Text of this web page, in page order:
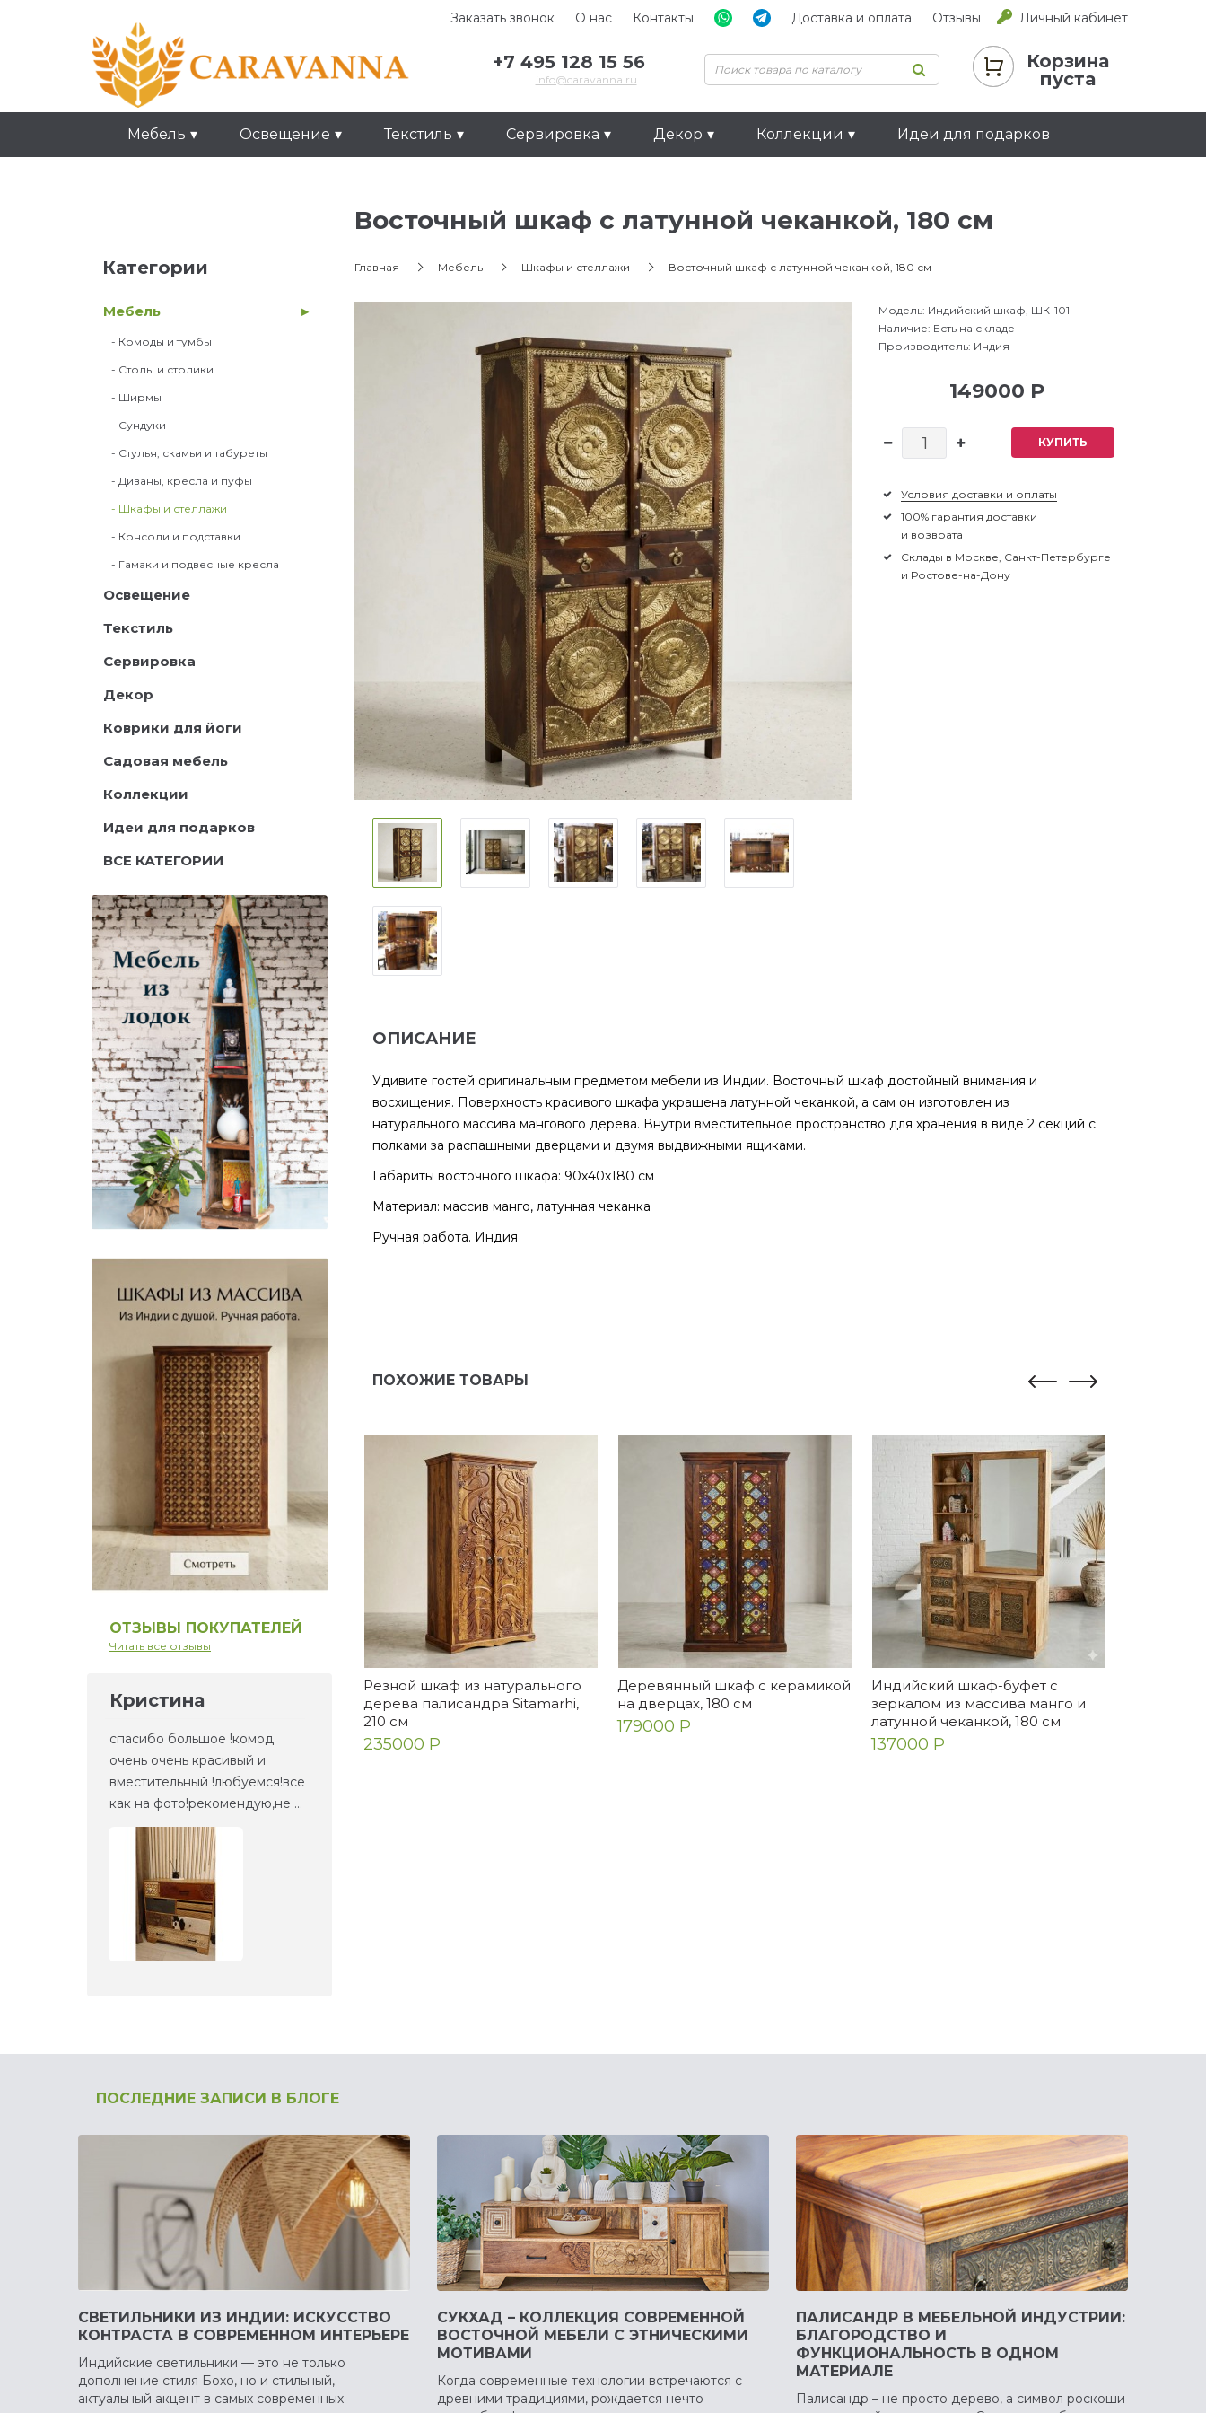
Заказать звонок О нас Контакты Доставка и оплата Отзывы Личный кабинет
+7 495 128 15 56
info@caravanna.ru
Корзина
пуста
Мебель Освещение Текстиль Сервировка Декор Коллекции Идеи для подарков
Категории
Мебель
- Комоды и тумбы
- Столы и столики
- Ширмы
- Сундуки
- Стулья, скамьи и табуреты
- Диваны, кресла и пуфы
- Шкафы и стеллажи
- Консоли и подставки
- Гамаки и подвесные кресла
Освещение
Текстиль
Сервировка
Декор
Коврики для йоги
Садовая мебель
Коллекции
Идеи для подарков
ВСЕ КАТЕГОРИИ
ОТЗЫВЫ ПОКУПАТЕЛЕЙ
Читать все отзывы
Кристина
спасибо большое !комод
очень очень красивый и
вместительный !любуемся!все
как на фото!рекомендую,не ...
Елена
Это очень очень красивое
Екатерина Олег
Отличная лодка, хочу
Восточный шкаф с латунной чеканкой, 180 см
Главная Мебель Шкафы и стеллажи Восточный шкаф с латунной чеканкой, 180 см
Модель: Индийский шкаф, ШК-101
Наличие: Есть на складе
Производитель: Индия
149000 Р
КУПИТЬ
Условия доставки и оплаты
100% гарантия доставки
и возврата
Склады в Москве, Санкт-Петербурге
и Ростове-на-Дону
ОПИСАНИЕ
Удивите гостей оригинальным предметом мебели из Индии. Восточный шкаф достойный внимания и
восхищения. Поверхность красивого шкафа украшена латунной чеканкой, а сам он изготовлен из
натурального массива мангового дерева. Внутри вместительное пространство для хранения в виде 2 секций с
полками за распашными дверцами и двумя выдвижными ящиками.
Габариты восточного шкафа: 90х40х180 см
Материал: массив манго, латунная чеканка
Ручная работа. Индия
ПОХОЖИЕ ТОВАРЫ
Резной шкаф из натурального
дерева палисандра Sitamarhi,
210 см
235000 Р
Деревянный шкаф с керамикой
на дверцах, 180 см
179000 Р
Индийский шкаф-буфет с
зеркалом из массива манго и
латунной чеканкой, 180 см
137000 Р
ПОСЛЕДНИЕ ЗАПИСИ В БЛОГЕ
СВЕТИЛЬНИКИ ИЗ ИНДИИ: ИСКУССТВО
КОНТРАСТА В СОВРЕМЕННОМ ИНТЕРЬЕРЕ
Индийские светильники — это не только
дополнение стиля Бохо, но и стильный,
актуальный акцент в самых современных
СУКХАД – КОЛЛЕКЦИЯ СОВРЕМЕННОЙ
ВОСТОЧНОЙ МЕБЕЛИ С ЭТНИЧЕСКИМИ
МОТИВАМИ
Когда современные технологии встречаются с
древними традициями, рождается нечто
ПАЛИСАНДР В МЕБЕЛЬНОЙ ИНДУСТРИИ:
БЛАГОРОДСТВО И
ФУНКЦИОНАЛЬНОСТЬ В ОДНОМ
МАТЕРИАЛЕ
Палисандр – не просто дерево, а символ роскоши